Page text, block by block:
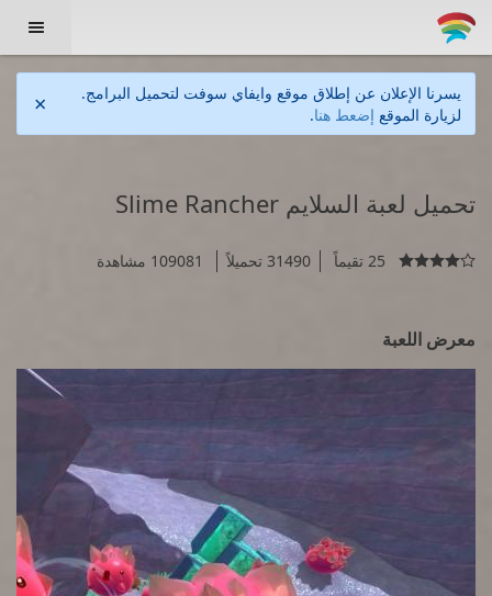

يسرنا الإعلان عن إطلاق موقع وايفاي سوفت لتحميل البرامج.
لزيارة الموقع إضعط هنا.
×
تحميل لعبة السلايم Slime Rancher
 25 تقيماً 31490 تحميلاً 109081 مشاهدة
معرض اللعبة